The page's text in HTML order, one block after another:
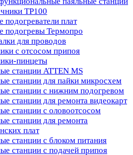
TP100
плат
подогревы Термопро
для проводов
с отсосом припоя
пинцеты
станции ATTEN MS
станции для пайки микросхем
станции с нижним подогревом
станции для ремонта видеокарт
станции с оловоотсосом
станции для ремонта
плат
станции с блоком питания
станции с подачей припоя